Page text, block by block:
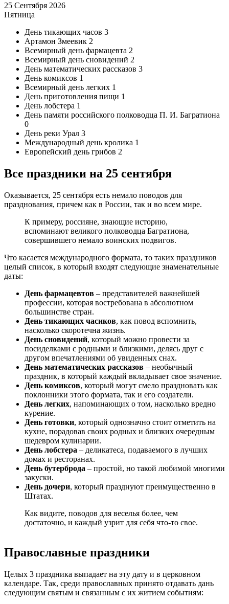
25 Сентября 2026
Пятница
День тикающих часов 3
Артамон Змеевик 2
Всемирный день фармацевта 2
Всемирный день сновидений 2
День математических рассказов 3
День комиксов 1
Всемирный день легких 1
День приготовления пищи 1
День лобстера 1
День памяти российского полководца П. И. Багратиона
0
День реки Урал 3
Международный день кролика 1
Европейский день грибов 2
Все праздники на 25 сентября
Оказывается, 25 сентября есть немало поводов для
празднования, причем как в России, так и во всем мире.
К примеру, россияне, знающие историю,
вспоминают великого полководца Багратиона,
совершившего немало воинских подвигов.
Что касается международного формата, то таких праздников
целый список, в который входят следующие знаменательные
даты:
День фармацевтов – представителей важнейшей
профессии, которая востребована в абсолютном
большинстве стран.
День тикающих часиков, как повод вспомнить,
насколько скоротечна жизнь.
День сновидений, который можно провести за
посиделками с родными и близкими, делясь друг с
другом впечатлениями об увиденных снах.
День математических рассказов – необычный
праздник, в который каждый вкладывает свое значение.
День комиксов, который могут смело праздновать как
поклонники этого формата, так и его создатели.
День легких, напоминающих о том, насколько вредно
курение.
День готовки, который однозначно стоит отметить на
кухне, порадовав своих родных и близких очередным
шедевром кулинарии.
День лобстера – деликатеса, подаваемого в лучших
домах и ресторанах.
День бутерброда – простой, но такой любимой многими
закуски.
День дочери, который празднуют преимущественно в
Штатах.
Как видите, поводов для веселья более, чем
достаточно, и каждый узрит для себя что-то свое.
Православные праздники
Целых 3 праздника выпадает на эту дату и в церковном
календаре. Так, среди православных принято отдавать дань
следующим святым и связанным с их житием событиям: